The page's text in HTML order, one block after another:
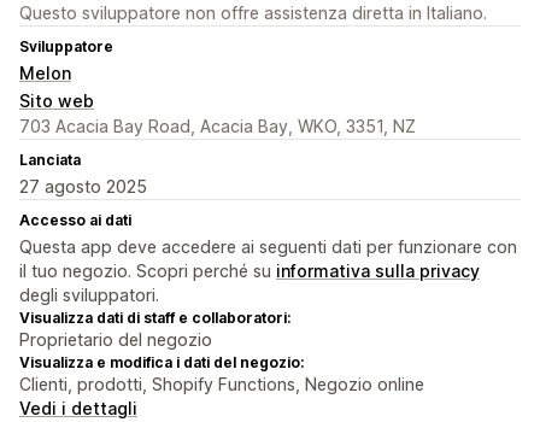
Questo sviluppatore non offre assistenza diretta in Italiano.
Sviluppatore
Melon
Sito web
703 Acacia Bay Road, Acacia Bay, WKO, 3351, NZ
Lanciata
27 agosto 2025
Accesso ai dati
Questa app deve accedere ai seguenti dati per funzionare con
il tuo negozio. Scopri perché su informativa sulla privacy
degli sviluppatori.
Visualizza dati di staff e collaboratori:
Proprietario del negozio
Visualizza e modifica i dati del negozio:
Clienti, prodotti, Shopify Functions, Negozio online
Vedi i dettagli